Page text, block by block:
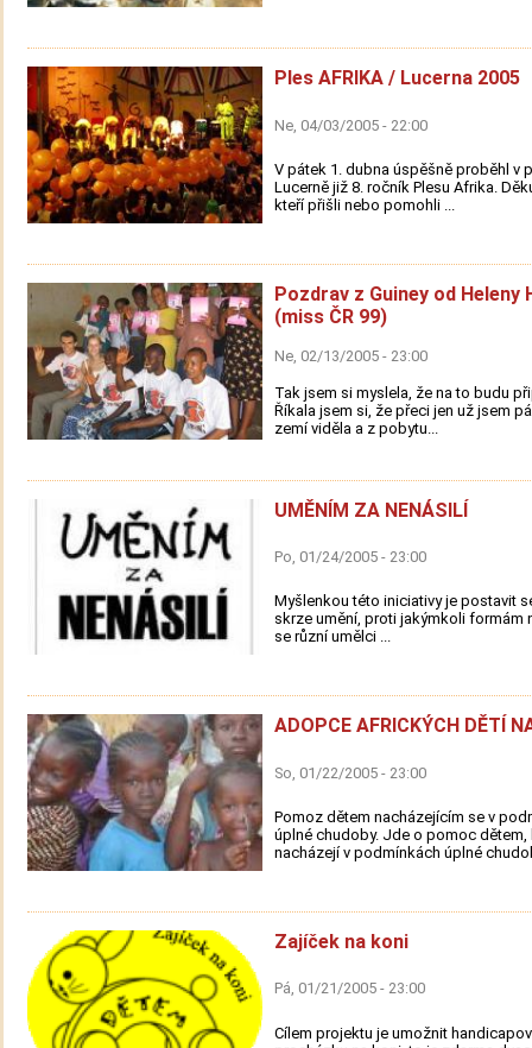
Ples AFRIKA / Lucerna 2005
Ne, 04/03/2005 - 22:00
V pátek 1. dubna úspěšně proběhl v
Lucerně již 8. ročník Plesu Afrika.
kteří přišli nebo pomohli ...
Pozdrav z Guiney od Heleny
(miss ČR 99)
Ne, 02/13/2005 - 23:00
Tak jsem si myslela, že na to budu
Říkala jsem si, že přeci jen už jsem
zemí viděla a z pobytu...
UMĚNÍM ZA NENÁSILÍ
Po, 01/24/2005 - 23:00
Myšlenkou této iniciativy je postavit
skrze umění, proti jakýmkoli formám
se různí umělci ...
ADOPCE AFRICKÝCH DĚTÍ
So, 01/22/2005 - 23:00
Pomoz dětem nacházejícím se v
úplné chudoby. Jde o pomoc dětem,
nacházejí v podmínkách úplné
Zajíček na koni
Pá, 01/21/2005 - 23:00
Cílem projektu je umožnit